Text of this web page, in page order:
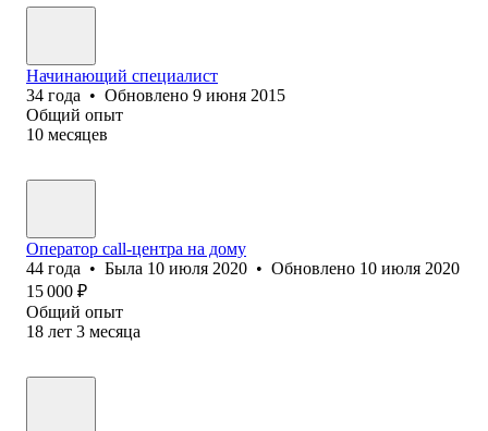
Начинающий специалист
34 года • Обновлено 9 июня 2015
Общий опыт
10 месяцев
Оператор call-центра на дому
44 года • Была 10 июля 2020 • Обновлено 10 июля 2020
15 000 ₽
Общий опыт
18 лет 3 месяца